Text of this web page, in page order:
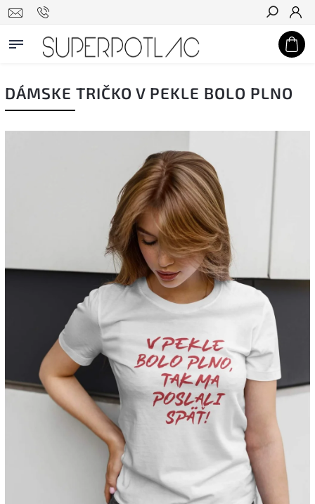
Hľadať
DÁMSKE TRIČKO V PEKLE BOLO PLNO